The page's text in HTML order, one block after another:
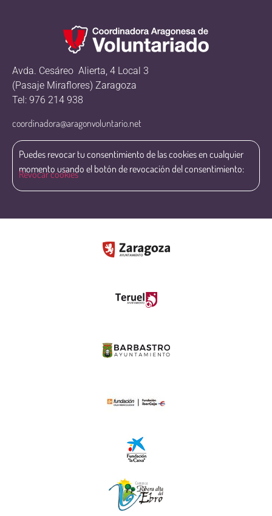
Avda. Cesáreo Alierta, 4 Local 3
(Pasaje Miraflores) Zaragoza
Tel: 976 214 938
coordinadora@aragonvoluntario.net
Puedes revocar tu consentimiento de las cookies en cualquier
momento usando el botón de revocación del consentimiento:
Revocar cookies